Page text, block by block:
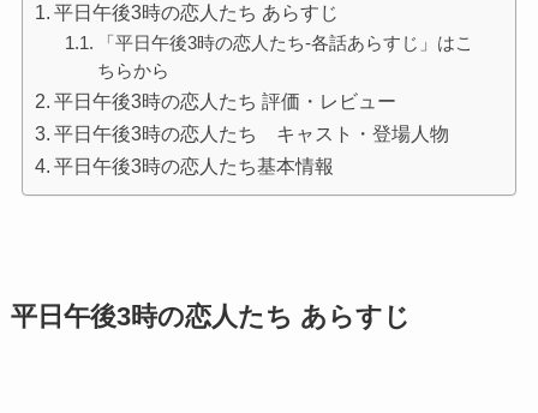
平日午後3時の恋人たち あらすじ
「平日午後3時の恋人たち-各話あらすじ」はこ
ちらから
平日午後3時の恋人たち 評価・レビュー
平日午後3時の恋人たち キャスト・登場人物
平日午後3時の恋人たち基本情報
平日午後3時の恋人たち あらすじ